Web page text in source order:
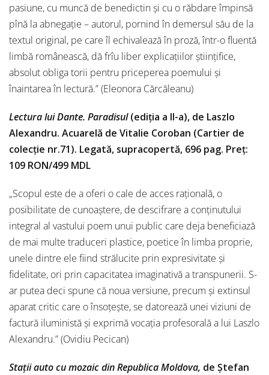
pasiune, cu muncă de benedictin și cu o răbdare împinsă
pînă la abnegație – autorul, pornind în demersul său de la
textul original, pe care îl echivalează în proză, într-o fluentă
limbă românească, dă frîu liber explicațiilor științifice,
absolut obliga torii pentru priceperea poemului și
înaintarea în lectură.” (Eleonora Cărcăleanu)
Lectura lui Dante. Paradisul(ediția a II-a), de Laszlo
Alexandru. Acuarelă de Vitalie Coroban (Cartier de
colecție nr.71). Legată, supracopertă, 696 pag. Preț:
109 RON/499 MDL
„Scopul este de a oferi o cale de acces rațională, o
posibilitate de cunoaștere, de descifrare a conținutului
integral al vastului poem unui public care deja beneficiază
de mai multe traduceri plastice, poetice în limba proprie,
unele dintre ele fiind strălucite prin expresivitate și
fidelitate, ori prin capacitatea imaginativă a transpunerii. S-
ar putea deci spune că noua versiune, precum și extinsul
aparat critic care o însoțește, se datorează unei viziuni de
factură iluministă și exprimă vocația profesorală a lui Laszlo
Alexandru.” (Ovidiu Pecican)
Stații auto cu mozaic din Republica Moldova, de Ștefan